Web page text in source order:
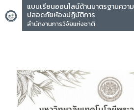
แบบเรียนออนไลน์ด้านมาตรฐานความ
ปลอดภัยห้องปฏิบัติการ
สำนักงานการวิจัยแห่งชาติ